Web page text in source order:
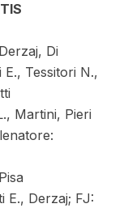
Di
Tessitori N.,
Martini, Pieri
E., Derzaj; FJ: